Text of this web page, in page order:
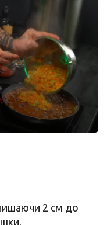
2 см до